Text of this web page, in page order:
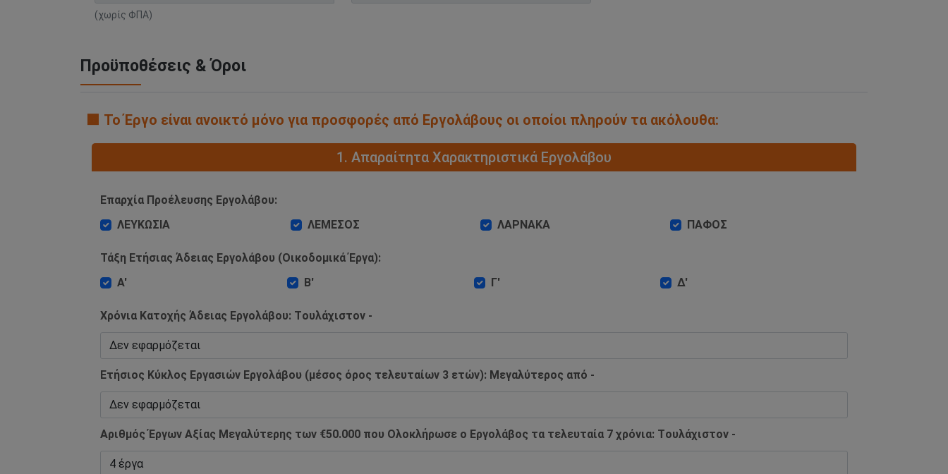
(χωρίς ΦΠΑ)
Προϋποθέσεις & Όροι
🟧 Το Έργο είναι ανοικτό μόνο για προσφορές από Εργολάβους οι οποίοι πληρούν τα ακόλουθα:
1. Απαραίτητα Χαρακτηριστικά Εργολάβου
Επαρχία Προέλευσης Εργολάβου:
ΛΕΥΚΩΣΙΑ
ΛΕΜΕΣΟΣ ΛΑΡΝΑΚΑ ΠΑΦΟΣ
Τάξη Ετήσιας Άδειας Εργολάβου (Οικοδομικά Έργα):
Α'
Β' Γ' Δ'
Χρόνια Κατοχής Άδειας Εργολάβου: Tουλάχιστον -
Ετήσιος Κύκλος Εργασιών Εργολάβου (μέσος όρος τελευταίων 3 ετών): Mεγαλύτερος από -
Αριθμός Έργων Αξίας Μεγαλύτερης των €50.000 που Ολοκλήρωσε ο Εργολάβος τα τελευταία 7 χρόνια: Tουλάχιστον -